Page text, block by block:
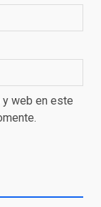
y web en este